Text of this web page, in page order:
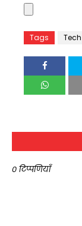
Tags Tech
0 टिप्पणियाँ